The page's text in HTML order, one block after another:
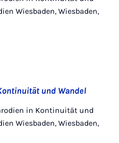
Wiesbaden, Wiesbaden,
und Wandel
in Kontinuität und
Wiesbaden, Wiesbaden,